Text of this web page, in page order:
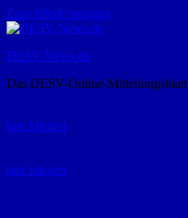
Zum Inhalt springen
DESV-News.de
Das DESV-Online-Mitteilungsblatt
hier klicken
hier klicken